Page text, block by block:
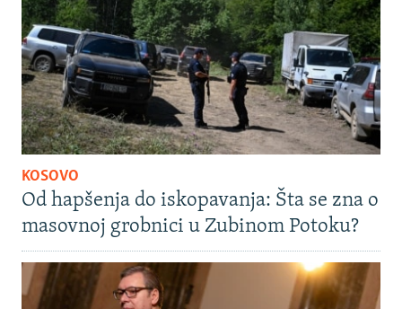
KOSOVO
Od hapšenja do iskopavanja: Šta se zna o
masovnoj grobnici u Zubinom Potoku?